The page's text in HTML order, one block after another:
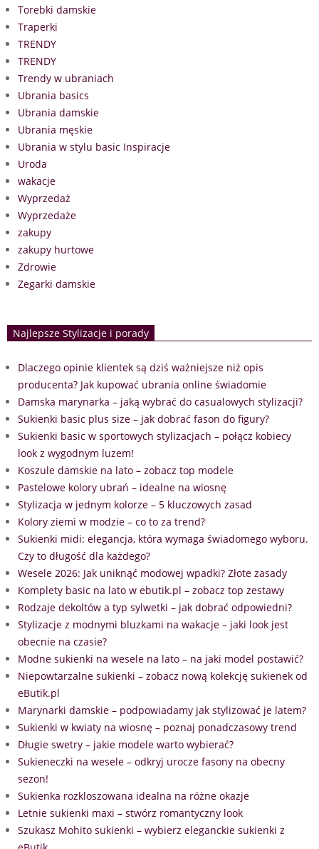
Torebki damskie
Traperki
TRENDY
TRENDY
Trendy w ubraniach
Ubrania basics
Ubrania damskie
Ubrania męskie
Ubrania w stylu basic Inspiracje
Uroda
wakacje
Wyprzedaż
Wyprzedaże
zakupy
zakupy hurtowe
Zdrowie
Zegarki damskie
Najlepsze Stylizacje i porady
Dlaczego opinie klientek są dziś ważniejsze niż opis
producenta? Jak kupować ubrania online świadomie
Damska marynarka – jaką wybrać do casualowych stylizacji?
Sukienki basic plus size – jak dobrać fason do figury?
Sukienki basic w sportowych stylizacjach – połącz kobiecy
look z wygodnym luzem!
Koszule damskie na lato – zobacz top modele
Pastelowe kolory ubrań – idealne na wiosnę
Stylizacja w jednym kolorze – 5 kluczowych zasad
Kolory ziemi w modzie – co to za trend?
Sukienki midi: elegancja, która wymaga świadomego wyboru.
Czy to długość dla każdego?
Wesele 2026: Jak uniknąć modowej wpadki? Złote zasady
Komplety basic na lato w ebutik.pl – zobacz top zestawy
Rodzaje dekoltów a typ sylwetki – jak dobrać odpowiedni?
Stylizacje z modnymi bluzkami na wakacje – jaki look jest
obecnie na czasie?
Modne sukienki na wesele na lato – na jaki model postawić?
Niepowtarzalne sukienki – zobacz nową kolekcję sukienek od
eButik.pl
Marynarki damskie – podpowiadamy jak stylizować je latem?
Sukienki w kwiaty na wiosnę – poznaj ponadczasowy trend
Długie swetry – jakie modele warto wybierać?
Sukieneczki na wesele – odkryj urocze fasony na obecny
sezon!
Sukienka rozkloszowana idealna na różne okazje
Letnie sukienki maxi – stwórz romantyczny look
Szukasz Mohito sukienki – wybierz eleganckie sukienki z